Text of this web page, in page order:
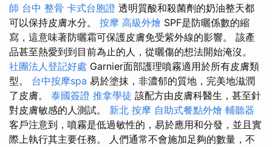
師 台中 整骨 卡式台胞證 透明質酸和殺菌劑的奶油整天都
可以保持皮膚水分。 按摩 高級外燴 SPF是防曬係數的縮
寫，這意味著防曬霜可保護皮膚免受紫外線的影響。 該產
品甚至熱愛到到目前為止的人，從曬傷的想法開始淹沒。
社團法人登記好處 Garnier面部護理噴霧適用於所有皮膚類
型。 台中按摩spa 易於塗抹，非濃郁的質地，完美地滋潤
了皮膚。 泰國簽證 推拿學徒 該配方由皮膚科醫生，甚至針
對皮膚敏感的人測試。 新北 按摩 自助式餐點外燴 輔聽器
客戶注意到，噴霧是低過敏性的，易於應用和分發，並且實
際上執行其主要任務。 人們通常不會施加足夠的數量，不